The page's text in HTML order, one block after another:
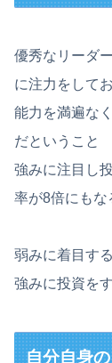
優秀なリーダ
に注力をしてお
能力を満遍な
だということ
強みに注目し
率が8倍にもな
弱みに着目す
強みに投資を
自分自身